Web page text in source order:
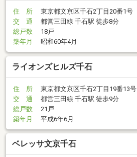
住 所
東京都文京区千石2丁目20番1号
交 通
都営三田線 千石駅 徒歩8分
総戸数
18戸
築年月
昭和60年4月
ライオンズヒルズ千石
住 所
東京都文京区千石2丁目19番13号
交 通
都営三田線 千石駅 徒歩9分
総戸数
21戸
築年月
平成6年6月
ベレッサ文京千石